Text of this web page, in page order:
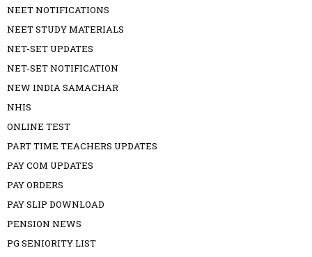
NEET NOTIFICATIONS
NEET STUDY MATERIALS
NET-SET UPDATES
NET-SET NOTIFICATION
NEW INDIA SAMACHAR
NHIS
ONLINE TEST
PART TIME TEACHERS UPDATES
PAY COM UPDATES
PAY ORDERS
PAY SLIP DOWNLOAD
PENSION NEWS
PG SENIORITY LIST